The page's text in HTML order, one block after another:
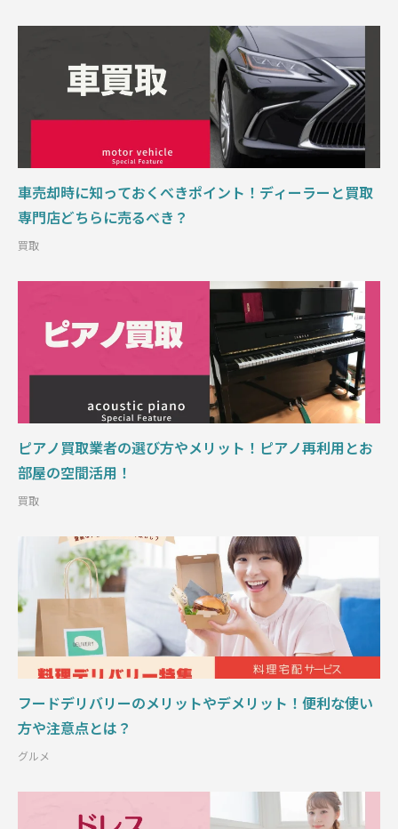
車売却時に知っておくべきポイント！ディーラーと買取
専門店どちらに売るべき？
買取
ピアノ買取業者の選び方やメリット！ピアノ再利用とお
部屋の空間活用！
買取
フードデリバリーのメリットやデメリット！便利な使い
方や注意点とは？
グルメ